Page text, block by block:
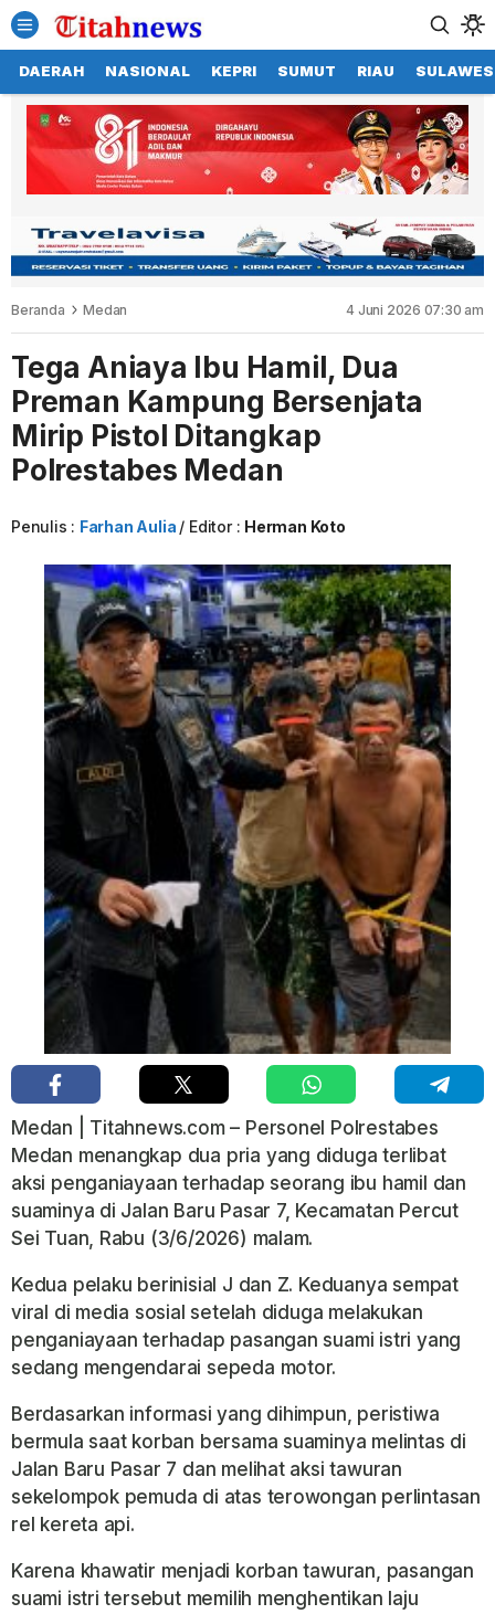
DAERAH NASIONAL KEPRI SUMUT RIAU
Beranda Medan 4 Juni 2026 07:30 am
Tega Aniaya Ibu Hamil, Dua
Preman Kampung Bersenjata
Mirip Pistol Ditangkap
Polrestabes Medan
Penulis : Farhan Aulia Editor : Herman Koto
Medan | Titahnews.com – Personel Polrestabes
Medan menangkap dua pria yang diduga terlibat
aksi penganiayaan terhadap seorang ibu hamil dan
suaminya di Jalan Baru Pasar 7, Kecamatan Percut
Sei Tuan, Rabu (3/6/2026) malam.
Kedua pelaku berinisial J dan Z. Keduanya sempat
viral di media sosial setelah diduga melakukan
penganiayaan terhadap pasangan suami istri yang
sedang mengendarai sepeda motor.
Berdasarkan informasi yang dihimpun, peristiwa
bermula saat korban bersama suaminya melintas di
Jalan Baru Pasar 7 dan melihat aksi tawuran
sekelompok pemuda di atas terowongan perlintasan
rel kereta api.
Karena khawatir menjadi korban tawuran, pasangan
suami istri tersebut memilih menghentikan laju